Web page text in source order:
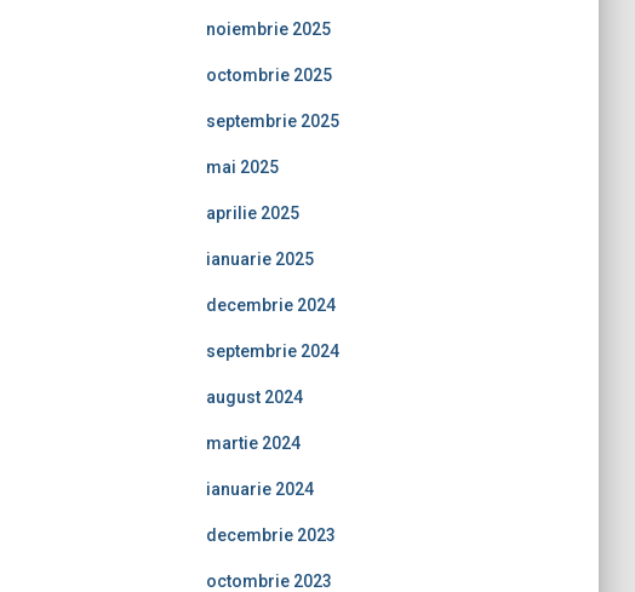
noiembrie 2025
octombrie 2025
septembrie 2025
mai 2025
aprilie 2025
ianuarie 2025
decembrie 2024
septembrie 2024
august 2024
martie 2024
ianuarie 2024
decembrie 2023
octombrie 2023